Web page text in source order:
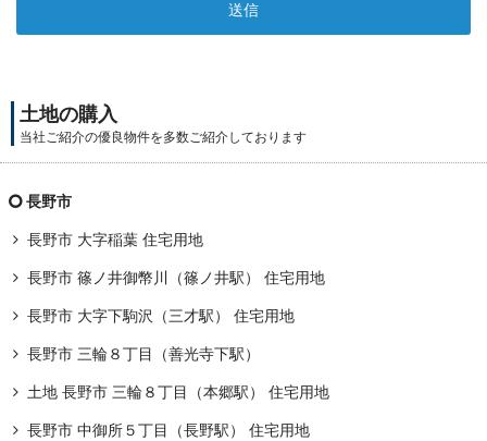
土地の購入
当社ご紹介の優良物件を多数ご紹介しております
長野市
長野市 大字稲葉 住宅用地
長野市 篠ノ井御幣川（篠ノ井駅） 住宅用地
長野市 大字下駒沢（三才駅） 住宅用地
長野市 三輪８丁目（善光寺下駅）
土地 長野市 三輪８丁目（本郷駅） 住宅用地
長野市 中御所５丁目（長野駅） 住宅用地